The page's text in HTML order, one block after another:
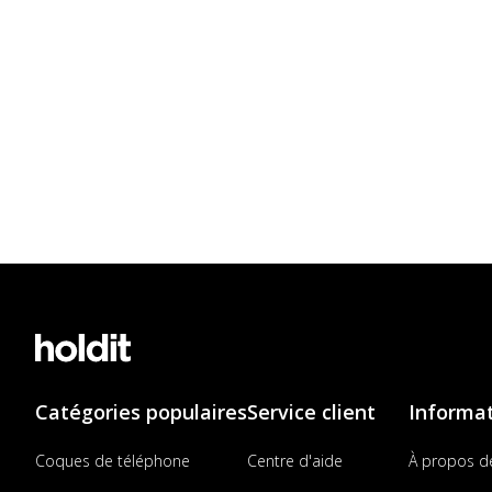
Catégories populaires
Coques de téléphone
Service client
Centre d'aide À propos